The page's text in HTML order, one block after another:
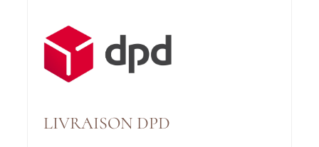
LIVRAISON DPD